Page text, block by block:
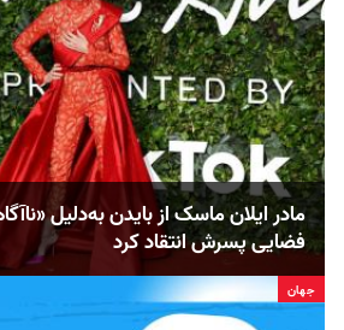
مادر ایلان ماسک از بایدن به‌دلیل
فضایی پسرش انتقاد کرد
جهان